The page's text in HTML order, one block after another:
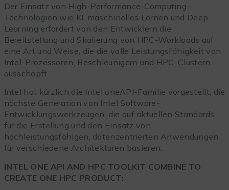
Der Einsatz von High-Performance-Computing-
Technologien wie KI, maschinelles Lernen und Deep
Learning erfordert von den Entwicklern die
Bereitstellung und Skalierung von HPC-Workloads auf
eine Art und Weise, die die volle Leistungsfähigkeit von
Intel-Prozessoren, Beschleunigern und HPC-Clustern
ausschöpft.
Intel hat kürzlich die Intel oneAPI-Familie vorgestellt, die
nächste Generation von Intel Software-
Entwicklungswerkzeugen, die auf aktuellen Standards
für die Erstellung und den Einsatz von
hochleistungsfähigen, datenzentrierten Anwendungen
für verschiedene Architekturen basieren.
INTEL ONE API AND HPC TOOLKIT COMBINE TO
CREATE ONE HPC PRODUCT: